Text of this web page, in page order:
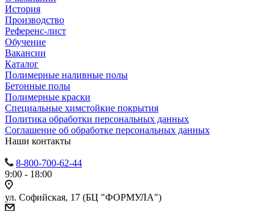
История
Производство
Референс-лист
Обучение
Вакансии
Каталог
Полимерные наливные полы
Бетонные полы
Полимерные краски
Специальные химстойкие покрытия
Политика обработки персональных данных
Cоглашение об обработке персональных данных
Наши контакты
8-800-700-62-44
9:00 - 18:00
ул. Софийская, 17 (БЦ "ФОРМУЛА")